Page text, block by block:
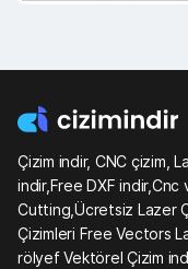
Çizim indir, CNC çizim,
indir,Free DXF
Cutting,Ücretsiz Lazer
Çizimleri Free Vectors
rölyef Vektörel Çizim